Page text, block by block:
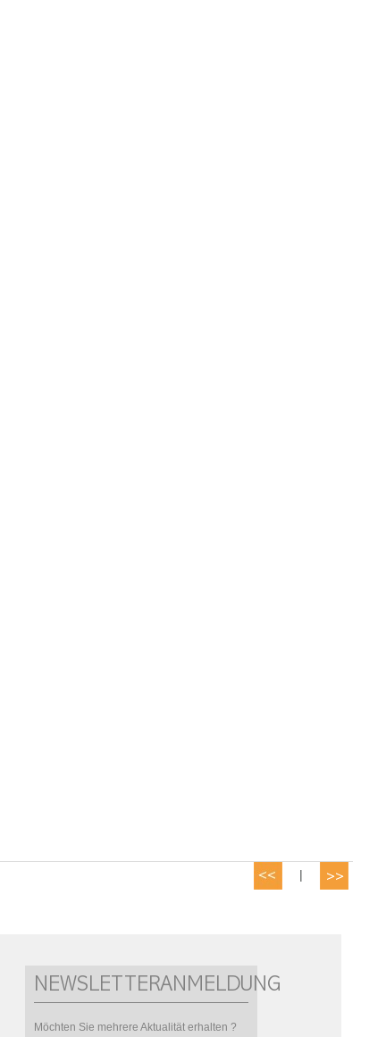
|
NEWSLETTERANMELDUNG
Möchten Sie mehrere Aktualität erhalten ?